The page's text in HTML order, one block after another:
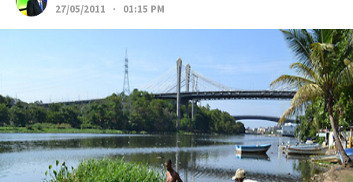
27/05/2011 · 01:15 PM